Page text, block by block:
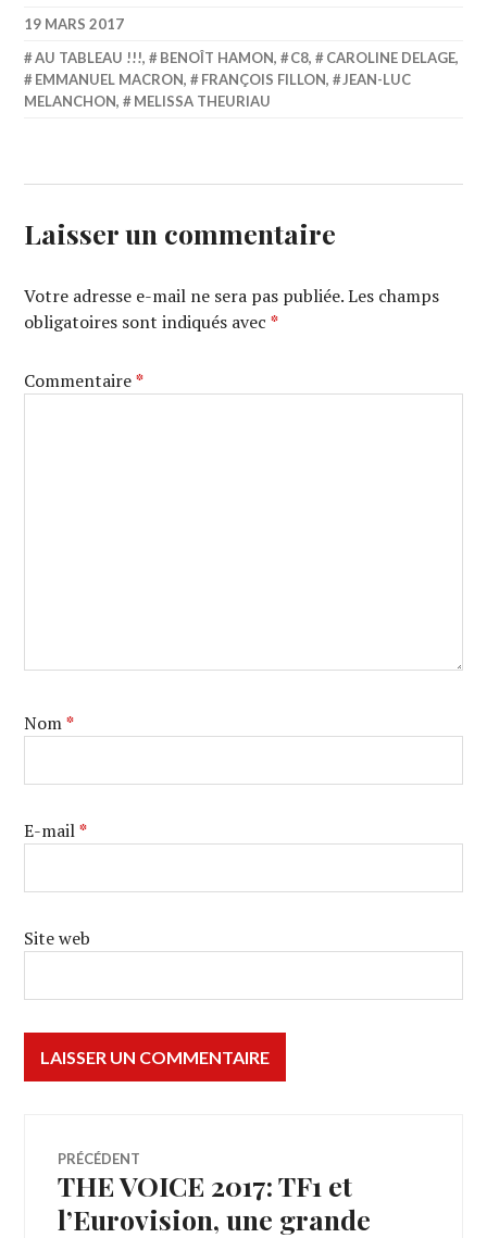
19 MARS 2017
AU TABLEAU !!!, BENOÎT HAMON, C8, CAROLINE DELAGE,
EMMANUEL MACRON, FRANÇOIS FILLON,
JEAN-LUC
MELANCHON, MELISSA THEURIAU
Laisser un commentaire
Votre adresse e-mail ne sera pas publiée. Les champs
obligatoires sont indiqués avec*
Commentaire*
Nom*
E-mail*
Site web
Navigation
de
PRÉCÉDENT
Article
précédent :
THE VOICE 2017: TF1 et
l’Eurovision, une grande